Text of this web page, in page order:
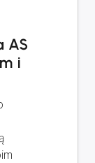
AS
i